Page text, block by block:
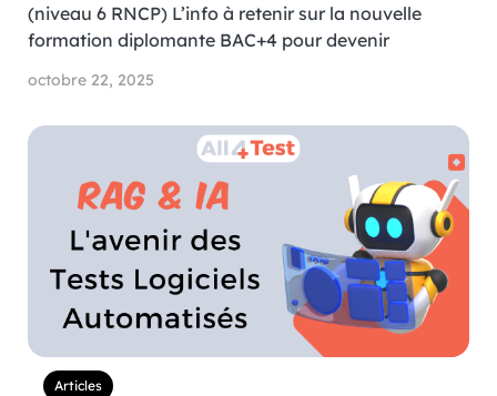
(niveau 6 RNCP) L’info à retenir sur la nouvelle
formation diplomante BAC+4 pour devenir
octobre 22, 2025
Articles